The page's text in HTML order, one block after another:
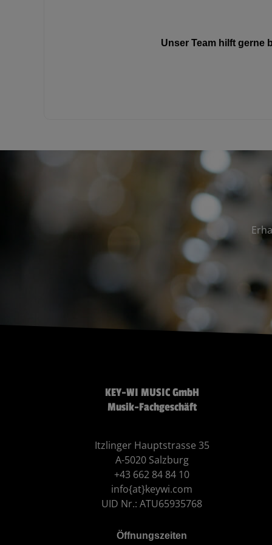
Unser Team hilft gerne
KEY-WI MUSIC GmbH
Musik-Fachgeschäft
Itzlinger Hauptstrasse 35
A-5020 Salzburg
+43 662 84 84 10
info{at}keywi.com
UID Nr.: ATU65935768
Öffnungszeiten